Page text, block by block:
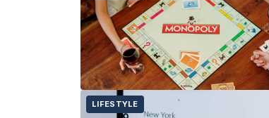
LIFESTYLE